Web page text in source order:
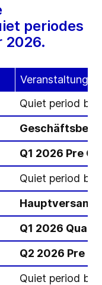
periodes
2026.
Veranstaltung
Quiet period
Q1 2026 Pre
Quiet period bis
Q1 2026
Q2 2026 Pre
Quiet period bis